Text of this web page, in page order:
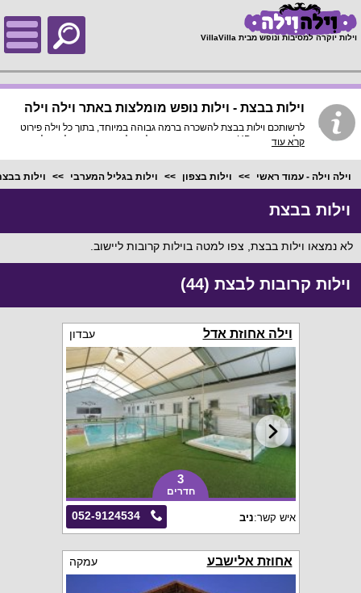
וילות יוקרה למסיבות ונופש מבית VillaVilla
וילות בבצת - וילות נופש מומלצות באתר וילה וילה
לרשותכם וילות בבצת להשכרה ברמה גבוהה במיוחד, בתוך כל וילה פירוט
מלא, תמונות HD והכי חשוב התאמה מלאה לסמארטפונים ולטאבלטים,
קרא עוד
וילה וילה - עמוד ראשי וילות בצפון וילות בגליל המערבי וילות
וילות בבצת
לא נמצאו וילות בבצת, צפו למטה בוילות קרובות ליישוב.
וילות קרובות לבצת (44)
וילה אחוזת אדל עבדון
3
חדרים
052-9124534 איש קשר:ניב
אחוזת אלישבע עמקה